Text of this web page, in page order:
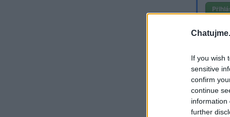
If you wish
sensitive
confirm
continue
information
further
Jose